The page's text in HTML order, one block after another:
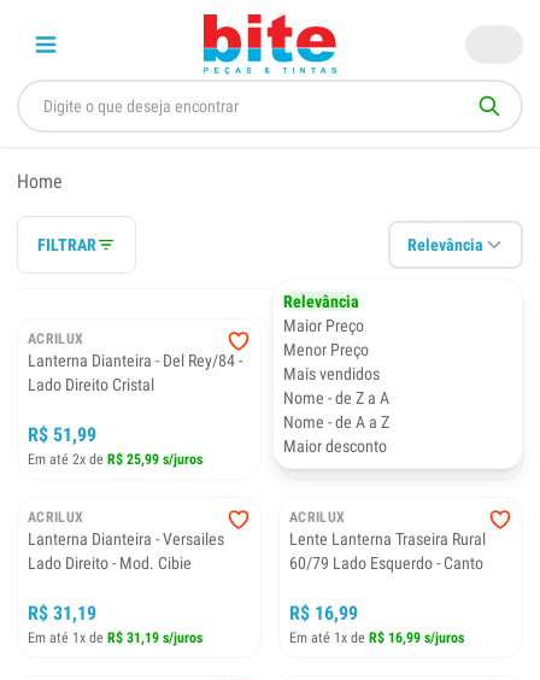
Home
FILTRAR Relevância
Relevância
Maior Preço
Menor Preço
Mais vendidos
Nome - de Z a A
Nome - de A a Z
Maior desconto
ACRILUX
Lanterna Dianteira - Del Rey/84 -
Lado Direito Cristal
R$ 51,99
Em até 2x de R$ 25,99 s/juros
Lanterna Dianteira - Del Rey/84 -
Lado Esquerdo Cristal
R$ 51,99
ACRILUX
Lanterna Dianteira - Versailes
Lado Direito - Mod. Cibie
R$ 31,19
Em até 1x de R$ 31,19 s/juros
ACRILUX
Lente Lanterna Traseira Rural
60/79 Lado Esquerdo - Canto
R$ 16,99
Em até 1x de R$ 16,99 s/juros